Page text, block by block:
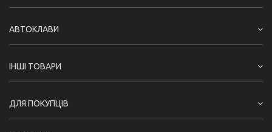
АВТОКЛАВИ
ІНШІ ТОВАРИ
ДЛЯ ПОКУПЦІВ